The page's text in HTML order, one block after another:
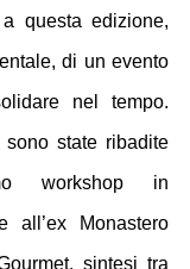
questa edizione,
di un evento
nel tempo.
state ribadite
workshop in
all’ex Monastero
sintesi tra